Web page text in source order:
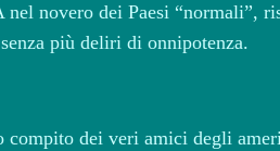
nel novero dei Paesi “normali”,
più deliri di onnipotenza.
compito dei veri amici degli